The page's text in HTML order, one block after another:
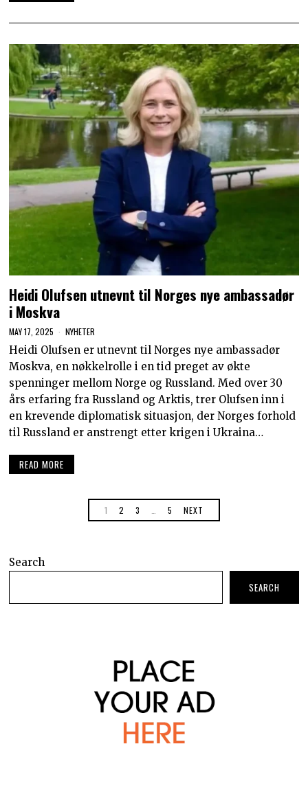
Heidi Olufsen utnevnt til Norges nye ambassadør
i Moskva
MAY 17, 2025 NYHETER
Heidi Olufsen er utnevnt til Norges nye ambassadør
Moskva, en nøkkelrolle i en tid preget av økte
spenninger mellom Norge og Russland. Med over 30
års erfaring fra Russland og Arktis, trer Olufsen inn i
en krevende diplomatisk situasjon, der Norges forhold
til Russland er anstrengt etter krigen i Ukraina…
READ MORE
1 2 3 5 NEXT
Search
SEARCH